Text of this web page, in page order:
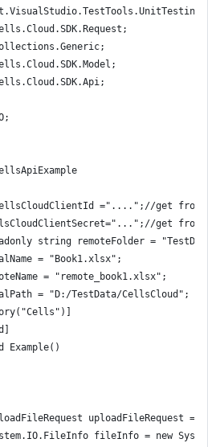
="....";//get
get
string remoteFolder =
= "Book1.xlsx";
= "remote_book1.xlsx";
= "D:/TestData/CellsCloud";
Example()
uploadFileRequest =
fileInfo = new